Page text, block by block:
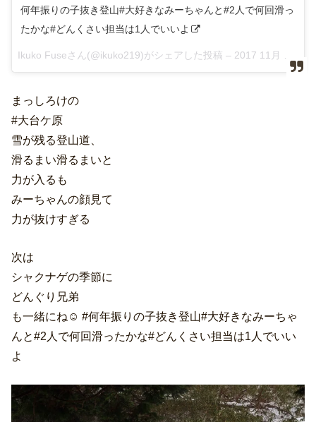
何年振りの子抜き登山#大好きなみーちゃんと#2人で何回滑っ
たかな#どんくさい担当は1人でいいよ
Ikuko Fuseさん(@ikuko219)がシェアした投稿 – 2017 11月 22 8:06午後 PST
まっしろけの
#大台ケ原
雪が残る登山道、
滑るまい滑るまいと
力が入るも
みーちゃんの顔見て
力が抜けすぎる
次は
シャクナゲの季節に
どんぐり兄弟
も一緒にね☺︎ #何年振りの子抜き登山#大好きなみーちゃ
んと#2人で何回滑ったかな#どんくさい担当は1人でいい
よ